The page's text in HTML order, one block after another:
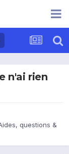
n'ai rien
questions &